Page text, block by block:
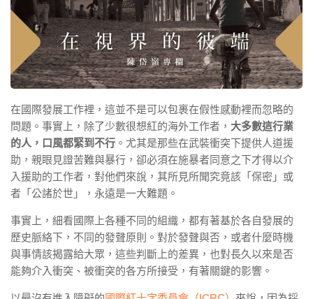
在國際發展工作裡，這並不是可以包裹在假性感動裡而忽略的
問題。事實上，除了少數很想紅的海外工作者， 大多數這行業
的人，口風都緊到不行 。尤其是那些在武裝衝突下提供人道援
助，親眼見證苦難與暴行，卻必須在施暴者同意之下才得以介
入援助的工作者，對他們來說，其所見所聞究竟該「保密」或
者「公諸於世」，永遠是一大難題。
事實上，細看國際上各種不同的組織，都有著基於各自發展的
歷史脈絡下，不同的發聲原則。對於發聲與否，或者什麼時機
與事情該揭露給大眾，這些判斷上的差異，也對長久以來是否
能夠介入衝突、被衝突的各方所接受，有著關鍵的影響。